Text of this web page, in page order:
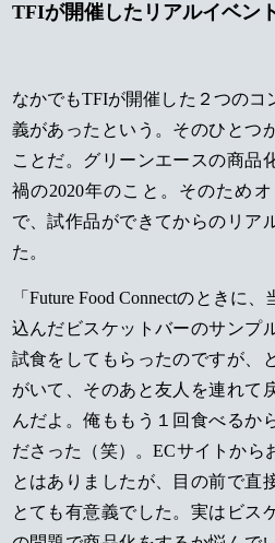
TFIが開催したリアルイベン
なかでもTFIが開催した２つのコ
義があったという。そのひとつ
ことだ。グリーンエースの商品
禍の2020年のこと。そのため
で、試作品ができてからのリア
た。
「Future Food Connectのときに
込んだビスケットバーのサンプ
試食をしてもらったのですが、
がいて、そのあと友人を連れて
んだよ。俺ももう１回食べるか
ださった（笑）。ECサイトから
とはありましたが、目の前で直
とても有意義でした。実はビス